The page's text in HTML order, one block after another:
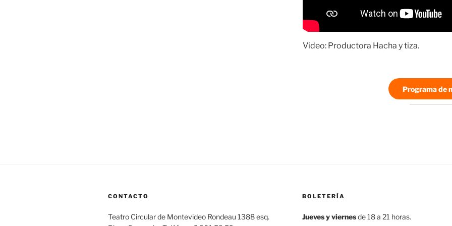
Video: Productora Hacha y tiza.
Programa de
CONTACTO
Teatro Circular de Montevideo Rondeau 1388 esq.
BOLETERÍA
Jueves y viernesde 18 a 21 horas.